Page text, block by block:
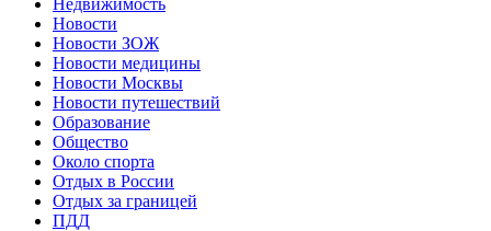
Новости
Новости ЗОЖ
Новости медицины
Новости Москвы
Новости путешествий
Образование
Общество
Около спорта
Отдых в России
Отдых за границей
ПДД